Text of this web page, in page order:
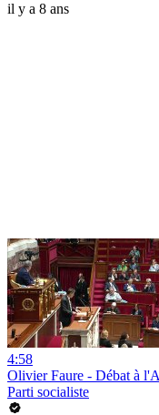
il y a 8 ans
4:58
Olivier Faure - Débat à
Parti socialiste